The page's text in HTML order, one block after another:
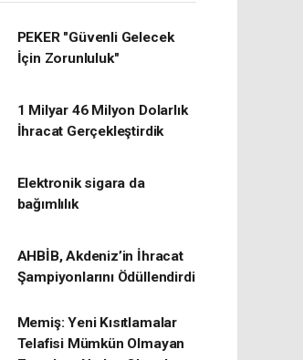
PEKER "Güvenli Gelecek
İçin Zorunluluk"
1 Milyar 46 Milyon Dolarlık
İhracat Gerçekleştirdik
Elektronik sigara da
bağımlılık
AHBİB, Akdeniz’in İhracat
Şampiyonlarını Ödüllendirdi
Memiş: Yeni Kısıtlamalar
Telafisi Mümkün Olmayan